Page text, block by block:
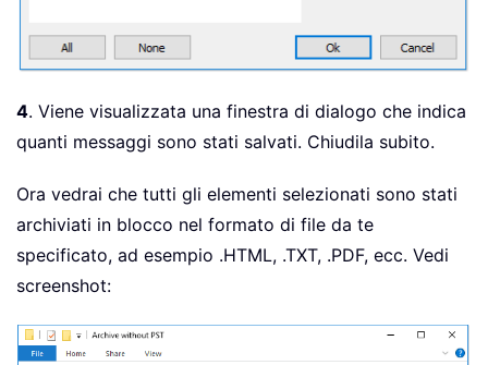
4. Viene visualizzata una finestra di dialogo che indica
quanti messaggi sono stati salvati. Chiudila subito.
Ora vedrai che tutti gli elementi selezionati sono stati
archiviati in blocco nel formato di file da te
specificato, ad esempio .HTML, .TXT, .PDF, ecc. Vedi
screenshot: